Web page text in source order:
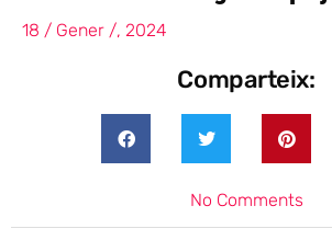
18 / Gener /, 2024
Comparteix:
No Comments